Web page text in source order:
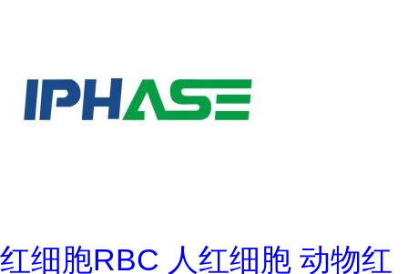
红细胞RBC 人红细胞 动物红